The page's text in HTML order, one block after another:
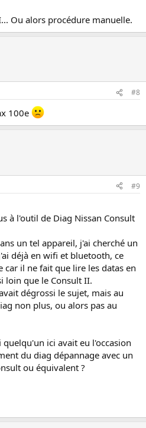
Ou alors procédure manuelle.
#8
100e
#9
à l'outil de Diag Nissan Consult
un tel appareil, j'ai cherché un
déjà en wifi et bluetooth, ce
car il ne fait que lire les datas en
loin que le Consult II.
dégrossi le sujet, mais au
non plus, ou alors pas au
ici avait eu l'occasion
du diag dépannage avec un
ou équivalent ?